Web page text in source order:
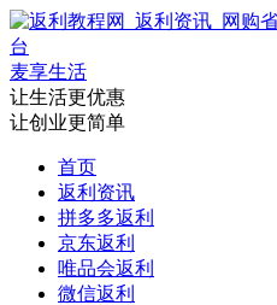
麦享生活
让生活更优惠
让创业更简单
首页
返利资讯
拼多多返利
京东返利
唯品会返利
微信返利